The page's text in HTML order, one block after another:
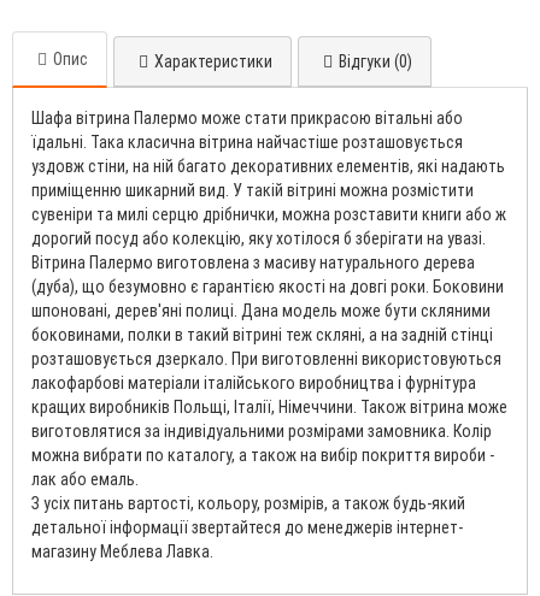
Опис Характеристики Відгуки (0)
Шафа вітрина Палермо може стати прикрасою вітальні або
їдальні. Така класична вітрина найчастіше розташовується
уздовж стіни, на ній багато декоративних елементів, які надають
приміщенню шикарний вид. У такій вітрині можна розмістити
сувеніри та милі серцю дрібнички, можна розставити книги або ж
дорогий посуд або колекцію, яку хотілося б зберігати на увазі.
Вітрина Палермо виготовлена ​​з масиву натурального дерева
(дуба), що безумовно є гарантією якості на довгі роки. Боковини
шпоновані, дерев'яні полиці. Дана модель може бути скляними
боковинами, полки в такий вітрині теж скляні, а на задній стінці
розташовується дзеркало. При виготовленні використовуються
лакофарбові матеріали італійського виробництва і фурнітура
кращих виробників Польщі, Італії, Німеччини. Також вітрина може
виготовлятися за індивідуальними розмірами замовника. Колір
можна вибрати по каталогу, а також на вибір покриття вироби -
лак або емаль.
З усіх питань вартості, кольору, розмірів, а також будь-який
детальної інформації звертайтеся до менеджерів інтернет-
магазину Меблева Лавка.